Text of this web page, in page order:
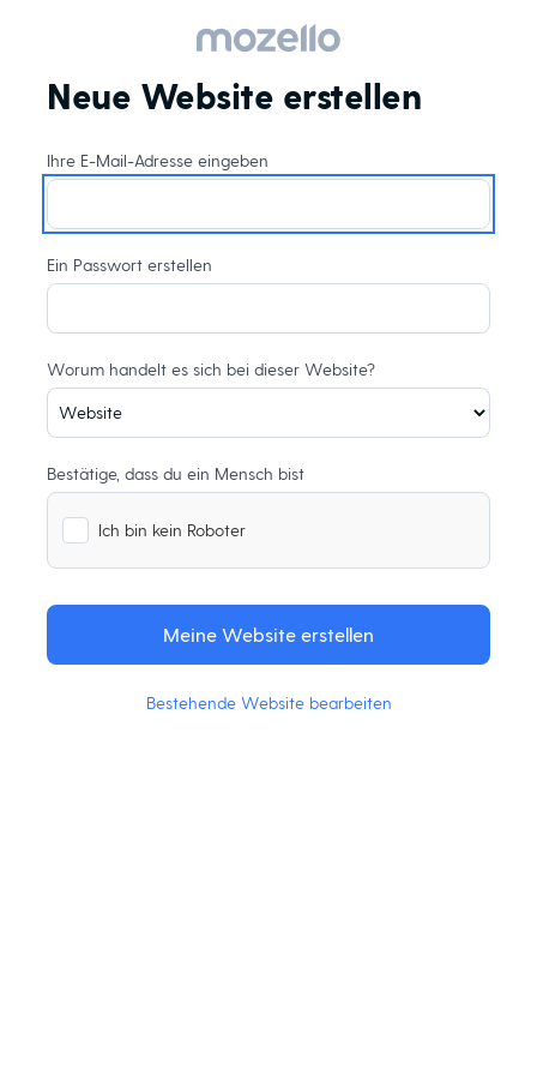
Neue Website erstellen
Ihre E-Mail-Adresse eingeben
Ein Passwort erstellen
Worum handelt es sich bei dieser Website?
Bestätige, dass du ein Mensch bist
Ich bin kein Roboter
Bestehende Website bearbeiten